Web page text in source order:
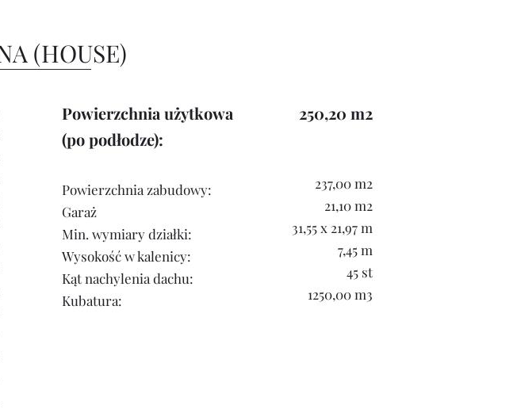
(HOUSE)
Powierzchnia użytkowa
(po podłodze):
Powierzchnia zabudowy:
Garaż
Min. wymiary działki:
Wysokość w kalenicy:
Kąt nachylenia dachu:
Kubatura:
250,20 m2
237,00 m2
21,10 m2
31,55 x 21,97 m
7,45 m
45 st
1250,00 m3